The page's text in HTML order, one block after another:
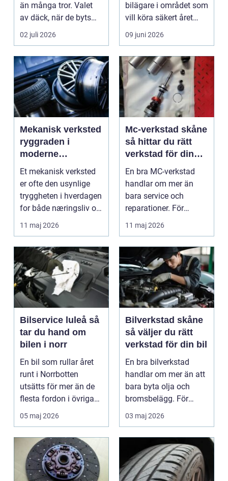
än många tror. Valet
av däck, när de byts
och hur de...
02 juli 2026
bilägare i området som
vill köra säkert året
om. När väd...
09 juni 2026
Mekanisk verksted
ryggraden i
moderne
maskinpark
Et mekanisk verksted
er ofte den usynlige
tryggheten i hverdagen
for både næringsliv og
privatperson...
11 maj 2026
Mc-verkstad skåne
så hittar du rätt
verkstad för din
motorcykel
En bra MC-verkstad
handlar om mer än
bara service och
reparationer. För
många förare i Skåne
är verk...
11 maj 2026
Bilservice luleå så
tar du hand om
bilen i norr
En bil som rullar året
runt i Norrbotten
utsätts för mer än de
flesta fordon i övriga
landet. Kyla, ...
05 maj 2026
Bilverkstad skåne
så väljer du rätt
verkstad för din bil
En bra bilverkstad
handlar om mer än att
bara byta olja och
bromsbelägg. För
många är bilen
avgörand...
03 maj 2026